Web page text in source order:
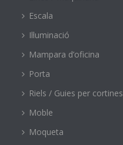
Escala
Il·luminació
Mampara d’oficina
Porta
Riels / Guies per cortines
Moble
Moqueta